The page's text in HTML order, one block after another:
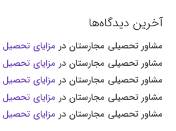
آخرین دیدگاه‌ها
مشاور تحصیلی مجارستان در مزایای
مشاور تحصیلی مجارستان در مزایای
مشاور تحصیلی مجارستان در مزایای
مشاور تحصیلی مجارستان در مزایای
مشاور تحصیلی مجارستان در مزایای